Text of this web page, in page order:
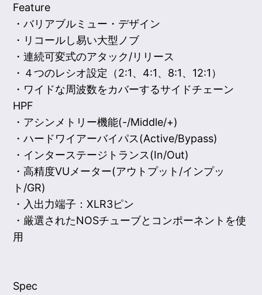
Feature
・バリアブルミュー・デザイン
・リコールし易い大型ノブ
・連続可変式のアタック/リリース
・４つのレシオ設定（2:1、4:1、8:1、12:1）
・ワイドな周波数をカバーするサイドチェーン
HPF
・アシンメトリー機能(-/Middle/+)
・ハードワイアーバイパス(Active/Bypass)
・インターステージトランス(In/Out)
・高精度VUメーター(アウトプット/インプッ
ト/GR)
・入出力端子：XLR3ピン
・厳選されたNOSチューブとコンポーネントを使
用
Spec